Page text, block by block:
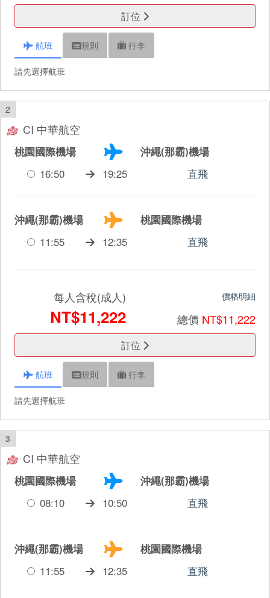
訂位
航班 規則 行李
請先選擇航班
2
CI 中華航空
桃園國際機場
沖繩(那霸)機場
16:50
19:25 直飛
沖繩(那霸)機場
桃園國際機場
11:55
12:35 直飛
每人含稅(成人)
NT$11,222
價格明細
總價 NT$11,222
訂位
航班 規則 行李
請先選擇航班
3
CI 中華航空
桃園國際機場
沖繩(那霸)機場
08:10
10:50 直飛
沖繩(那霸)機場
桃園國際機場
11:55
12:35 直飛